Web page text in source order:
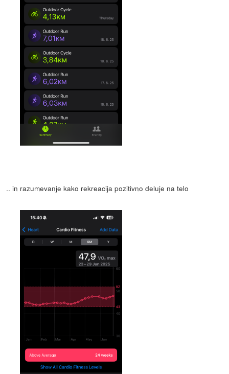
.. in razumevanje kako rekreacija pozitivno deluje na telo